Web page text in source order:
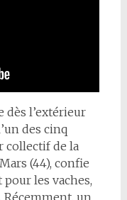
dès l’extérieur
des cinq
collectif de la
(44), confie
les vaches,